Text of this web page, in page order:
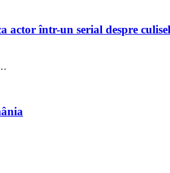
actor într-un serial despre